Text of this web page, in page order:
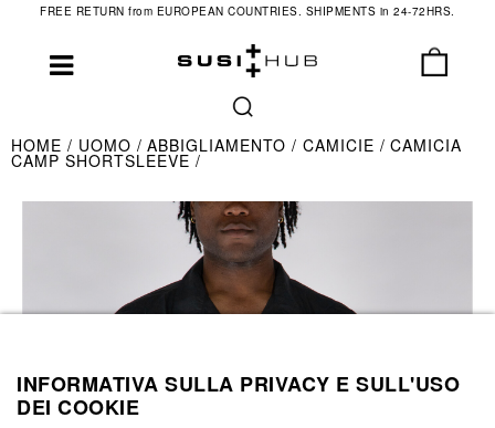
FREE RETURN from EUROPEAN COUNTRIES. SHIPMENTS in 24-72HRS.
HOME UOMO ABBIGLIAMENTO CAMICIE CAMICIA
CAMP SHORTSLEEVE
INFORMATIVA SULLA PRIVACY E SULL'USO
DEI COOKIE